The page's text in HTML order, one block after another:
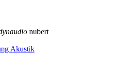
nubert
Akustik